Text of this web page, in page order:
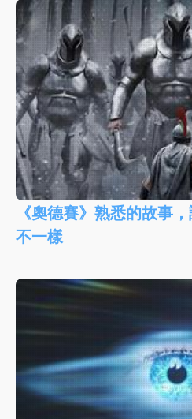
《奧德賽》熟悉的故事
不一樣